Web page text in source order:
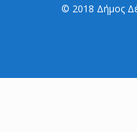
© 2018 Δήμος